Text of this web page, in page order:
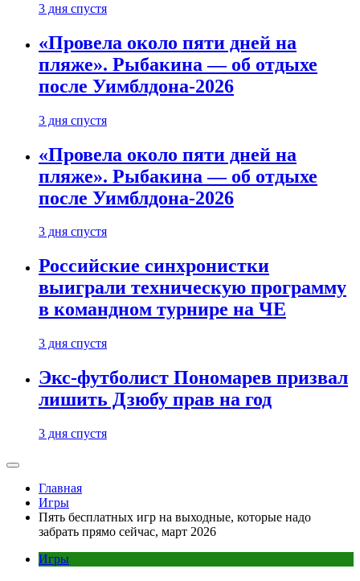
3 дня спустя
«Провела около пяти дней на
пляже». Рыбакина — об отдыхе
после Уимблдона-2026
3 дня спустя
«Провела около пяти дней на
пляже». Рыбакина — об отдыхе
после Уимблдона-2026
3 дня спустя
Российские синхронистки
выиграли техническую программу
в командном турнире на ЧЕ
3 дня спустя
Экс-футболист Пономарев призвал
лишить Дзюбу прав на год
3 дня спустя
Главная
Игры
Пять бесплатных игр на выходные, которые надо
забрать прямо сейчас, март 2026
Игры